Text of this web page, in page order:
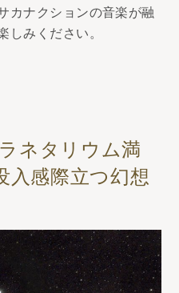
カナクションの音楽が融
しみください。
ネタリウム満
入感際立つ幻想